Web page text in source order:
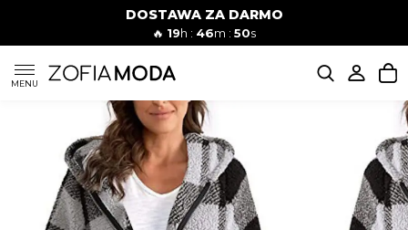
DOSTAWA ZA DARMO
🔥 19h : 46m : 49s
MENU
SUKIENKI